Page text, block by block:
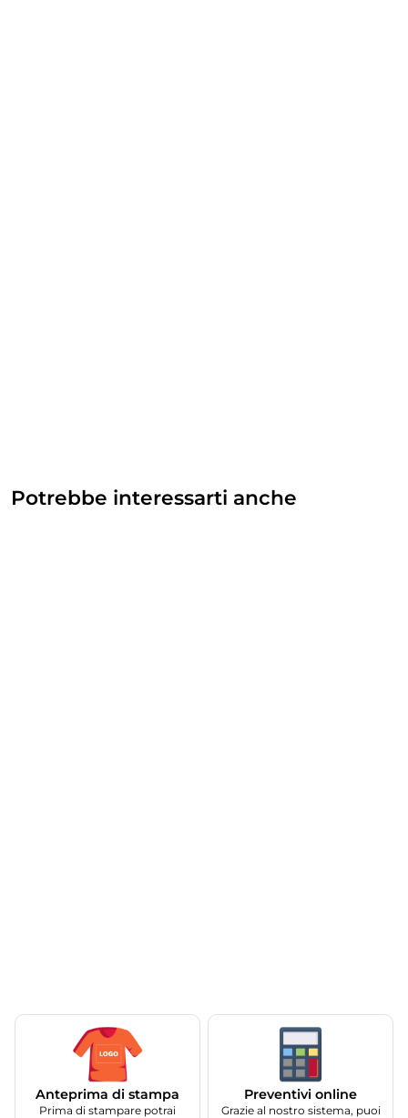
Potrebbe interessarti anche
Anteprima di stampa
Prima di stampare potrai
Preventivi online
Grazie al nostro sistema, puoi